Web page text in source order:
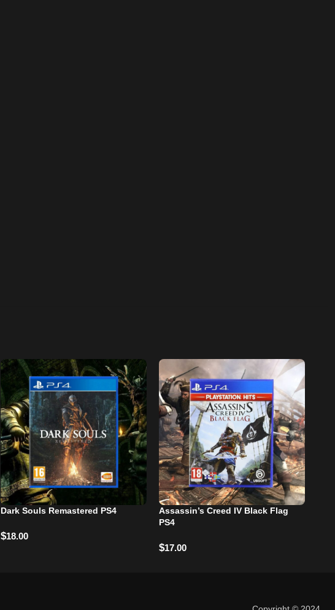
Dark Souls Remastered PS4
$18.00
Assassin’s Creed IV Black Flag
PS4
$17.00